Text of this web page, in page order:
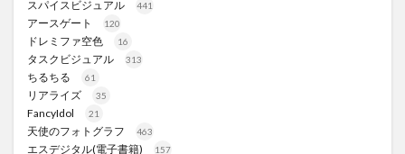
スパイスビジュアル 441
アースゲート 120
ドレミファ空色 16
タスクビジュアル 313
ちるちる 61
リアライズ 35
FancyIdol 21
天使のフォトグラフ 463
エスデジタル(電子書籍) 157